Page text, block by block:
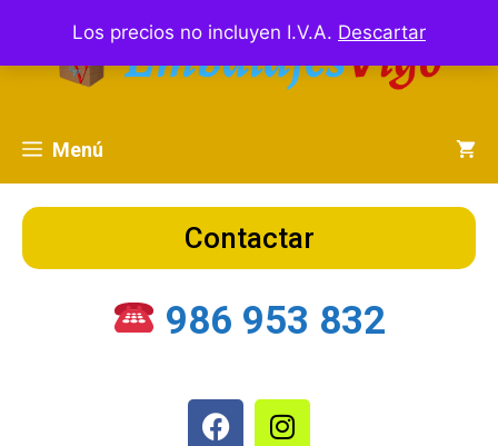
Los precios no incluyen I.V.A. Descartar
Menú
Contactar
986 953 832